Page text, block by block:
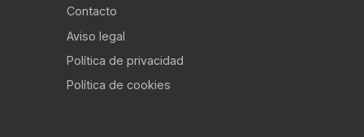
Contacto
Aviso legal
Política de privacidad
Política de cookies